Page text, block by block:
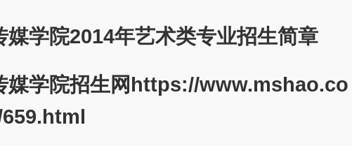
媒学院2014年艺术类专业招生简章
媒学院招生网 https://www.mshao.co